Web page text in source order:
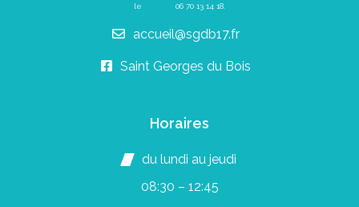
le 06 70 13 14 18
accueil@sgdb17.fr
Saint Georges du Bois
Horaires
du lundi au jeudi
08:30 – 12:45